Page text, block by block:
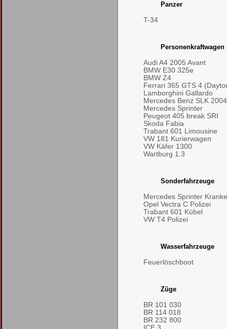
Panzer
T-34
Personenkraftwagen
Audi A4 2005 Avant
BMW E30 325e
BMW Z4
Ferrari 365 GTS 4
Lamborghini Gallardo
Mercedes Benz SLK
Mercedes Sprinter
Peugeot 405 break SRI
Skoda Fabia
Trabant 601 Limousine
VW 181 Kurierwagen
VW Käfer 1300
Wartburg 1.3
Sonderfahrzeuge
Mercedes Sprinter
Opel Vectra C Polizei
Trabant 601 Kübel
VW T4 Polizei
Wasserfahrzeuge
Feuerlöschboot
Züge
BR 101 030
BR 114 018
BR 232 800